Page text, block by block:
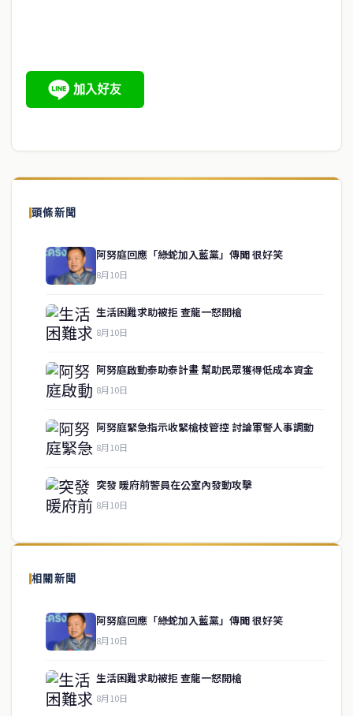
頭條新聞
阿努庭回應「綠蛇加入藍黨」傳聞 很好笑
8月10日
生活困難求助被拒 查龍一怒開槍
8月10日
阿努庭啟動泰助泰計畫 幫助民眾獲得低成本資金
8月10日
阿努庭緊急指示收緊槍枝管控 討論軍警人事調動
8月10日
突發 暖府前警員在公室內發動攻擊
8月10日
相關新聞
阿努庭回應「綠蛇加入藍黨」傳聞 很好笑
8月10日
生活困難求助被拒 查龍一怒開槍
8月10日
關於我們
泰國中文新聞（TCN）是一家總部設於曼谷的中文新聞媒體，致力於
供即時、客觀、多元的中文新聞內容。
service@thaichinesenews.com